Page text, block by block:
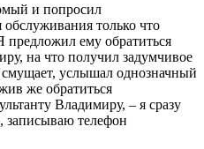
и попросил
обслуживания только что
предложил ему обратиться
на что получил задумчивое
услышал однозначный
же обратиться
Владимиру, – я сразу
записываю телефон